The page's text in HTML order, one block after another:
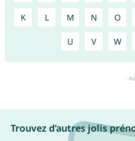
K L M N O
U V W
Trouvez d’autres jolis